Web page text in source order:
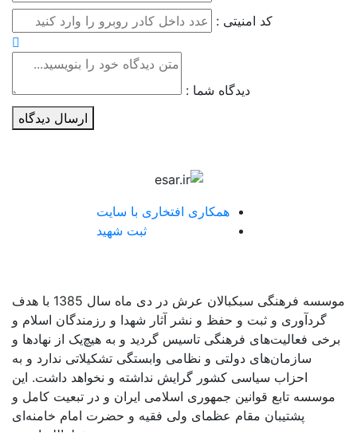
کد امنیتی :
دیدگاه شما :
ارسال دیدگاه
همکاری افتخاری با سایت
ثبت شهید
موسسه فرهنگی سبکبالان عرش در دی ماه سال 1385 با هدف
گردآوری و ثبت و حفظ و نشر آثار شهدا و رزمندگان اسلام و
برخی فعالیت‌های فرهنگی تاسیس گردید و به هیچ‌یک از نهادها و
سازمان‌های دولتی و نظامی وابستگی تشکیلاتی ندارد و به
احزاب سیاسی کشور گرایش نداشته و نخواهد داشت. این
موسسه تابع قوانین جمهوری اسلامی ایران و در تبعیت کامل و
پشتیبان مقام عظمای ولی فقیه و حضرت امام خامنه‌ای
حفظه‌الله است.